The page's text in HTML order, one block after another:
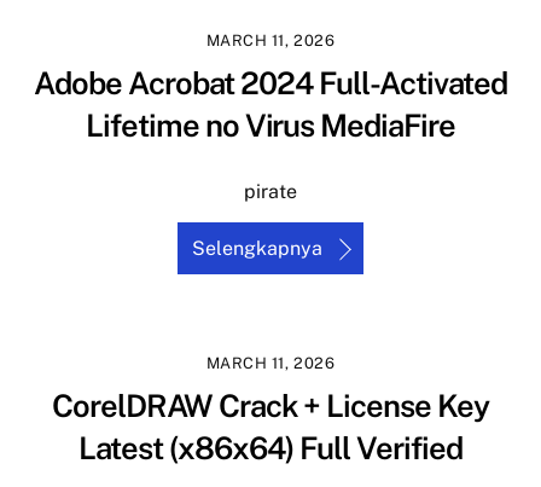
MARCH 11, 2026
Adobe Acrobat 2024 Full-Activated
Lifetime no Virus MediaFire
pirate
Selengkapnya
MARCH 11, 2026
CorelDRAW Crack + License Key
Latest (x86x64) Full Verified